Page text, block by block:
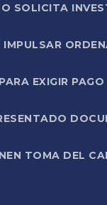
SOLICITA
EXIGIR
TOMA DEL